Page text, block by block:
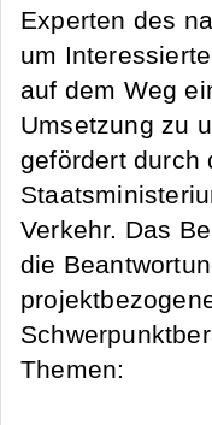
Experten des
um
auf dem Weg
Umsetzung zu
gefördert durch
Verkehr. Das
die
Themen: